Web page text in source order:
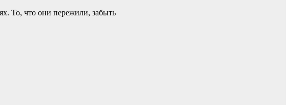
То, что они пережили, забыть